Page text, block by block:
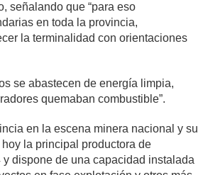
señalando que “para eso
en toda la provincia,
la terminalidad con orientaciones
se abastecen de energía limpia,
quemaban combustible”.
en la escena minera nacional y su
la principal productora de
dispone de una capacidad instalada